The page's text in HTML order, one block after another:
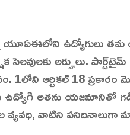
యూఏఈలోని ఉద్యోగులు
అర్హులు.
1లోని ఆర్టికల్ 18 ప్రకారం
ఉద్యోగి అతను యజమానితో
వ్యవధి, వాటిని పనిదినాలుగా